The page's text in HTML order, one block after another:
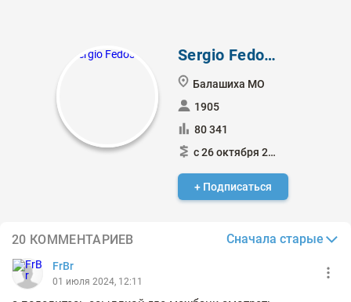
Sergio Fedosoni
Балашиха МО
1905
80 341
с 26 октября 2013
+ Подписаться
20 КОММЕНТАРИЕВ Сначала старые
FrBr
01 июля 2024, 12:11